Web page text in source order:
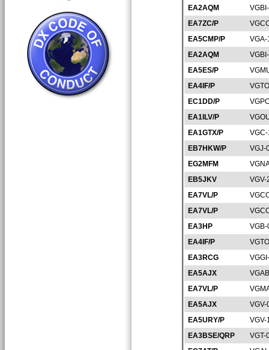
EA2AQM
EA7ZC/P
EA5CMP/P
EA2AQM
EA5ES/P
EA4IF/P
EC1DD/P
EA1ILV/P
EA1GTX/P
EB7HKW/P
VGJ-
EG2MFM
EB5JKV
VGV-
EA7VL/P
EA7VL/P
EA3HP
EA4IF/P
EA3RCG
EA5AJX
EA7VL/P
EA5AJX
VGV-
EA5URY/P
VGV-
EA3BSE/QRP
VGT-